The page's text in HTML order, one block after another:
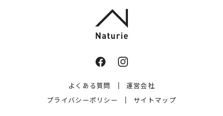
よくある質問
運営会社
プライバシーポリシー
サイトマップ